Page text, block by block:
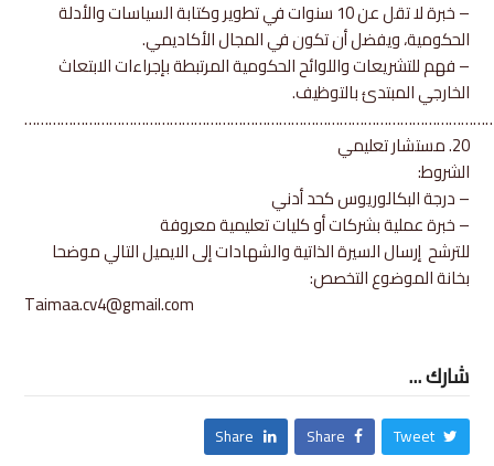
– خبرة لا تقل عن 10 سنوات في تطوير وكتابة السياسات والأدلة
الحكومية، ويفضل أن تكون في المجال الأكاديمي.
– فهم للتشريعات واللوائح الحكومية المرتبطة بإجراءات الابتعاث
الخارجي المبتدئ بالتوظيف.
20. مستشار تعليمي
الشروط:
– درجة البكالوريوس كحد أدني
– خبرة عملية بشركات أو كليات تعليمية معروفة
للترشح إرسال السيرة الذاتية والشهادات إلى الايميل التالي موضحا
بخانة الموضوع التخصص:
Taimaa.cv4@gmail.com
شارك ...
Tweet
Share
Share